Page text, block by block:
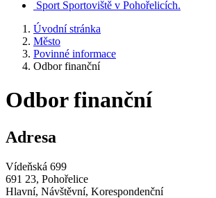
Sport Sportoviště v Pohořelicích.
Úvodní stránka
Město
Povinné informace
Odbor finanční
Odbor finanční
Adresa
Vídeňská 699
691 23, Pohořelice
Hlavní, Návštěvní, Korespondenční